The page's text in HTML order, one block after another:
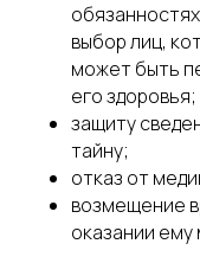
выбор лиц,
может быть
его здоровья;
защиту
тайну;
отказ от
возмещение
оказании